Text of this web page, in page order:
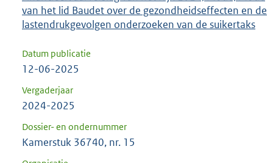
van het lid Baudet over de gezondheidseffecten en de
lastendrukgevolgen onderzoeken van de suikertaks
Datum publicatie
12-06-2025
Vergaderjaar
2024-2025
Dossier- en ondernummer
Kamerstuk 36740, nr. 15